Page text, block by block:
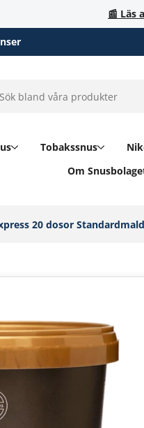
📰 Läs
Tobakssnus
Om
20 dosor